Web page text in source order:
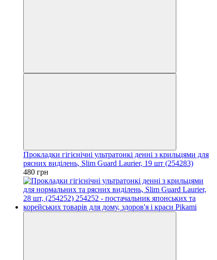
Прокладки гігієнічні ультратонкі денні з крильцями для
рясних виділень, Slim Guard Laurier, 19 шт (254283)
480 грн